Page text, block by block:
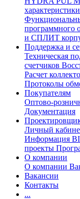
программного
и СПЛИТ
Поддержка и
Техническая
счетчиков
Расчет
Протоколы
Покупателям
Оптово-
Документация
Личный
Информация
проекты
О компании
О компании
Вакансии
Контакты
...